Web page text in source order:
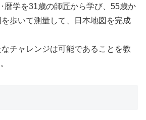
暦学を31歳の師匠から学び、55歳か
歩いて測量して、日本地図を完成
チャレンジは可能であることを教